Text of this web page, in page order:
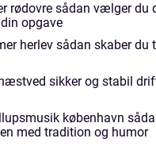
rødovre sådan vælger du
opgave
herlev sådan skaber du
sikker og stabil
københavn
med tradition og humor